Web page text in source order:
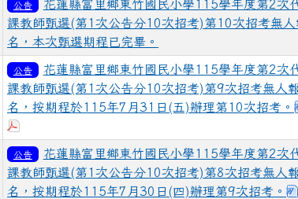
公告
花蓮縣富里鄉東竹國民小學115學年度第2次
課教師甄選(第1次公告分10次招考)第10次招考無人
名，本次甄選期程已完畢。
公告
花蓮縣富里鄉東竹國民小學115學年度第2次
課教師甄選(第1次公告分10次招考)第9次招考無人
名，按期程於115年7月31日(五)辦理第10次招考。
公告
花蓮縣富里鄉東竹國民小學115學年度第2次
課教師甄選(第1次公告分10次招考)第8次招考無人
名，按期程於115年7月30日(四)辦理第9次招考。